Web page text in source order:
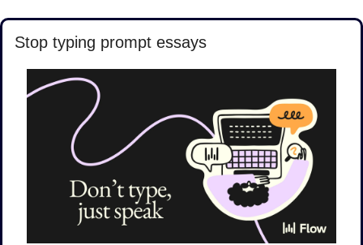
Stop typing prompt essays